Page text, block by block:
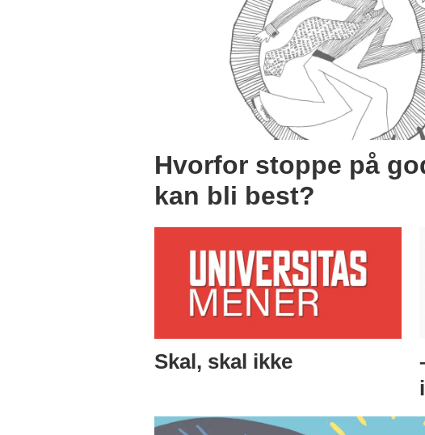
Hvorfor stoppe på
kan bli best?
Skal, skal ikke